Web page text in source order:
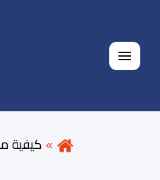
القائمة
كيفية